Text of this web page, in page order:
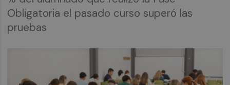
Obligatoria el pasado curso superó las
pruebas